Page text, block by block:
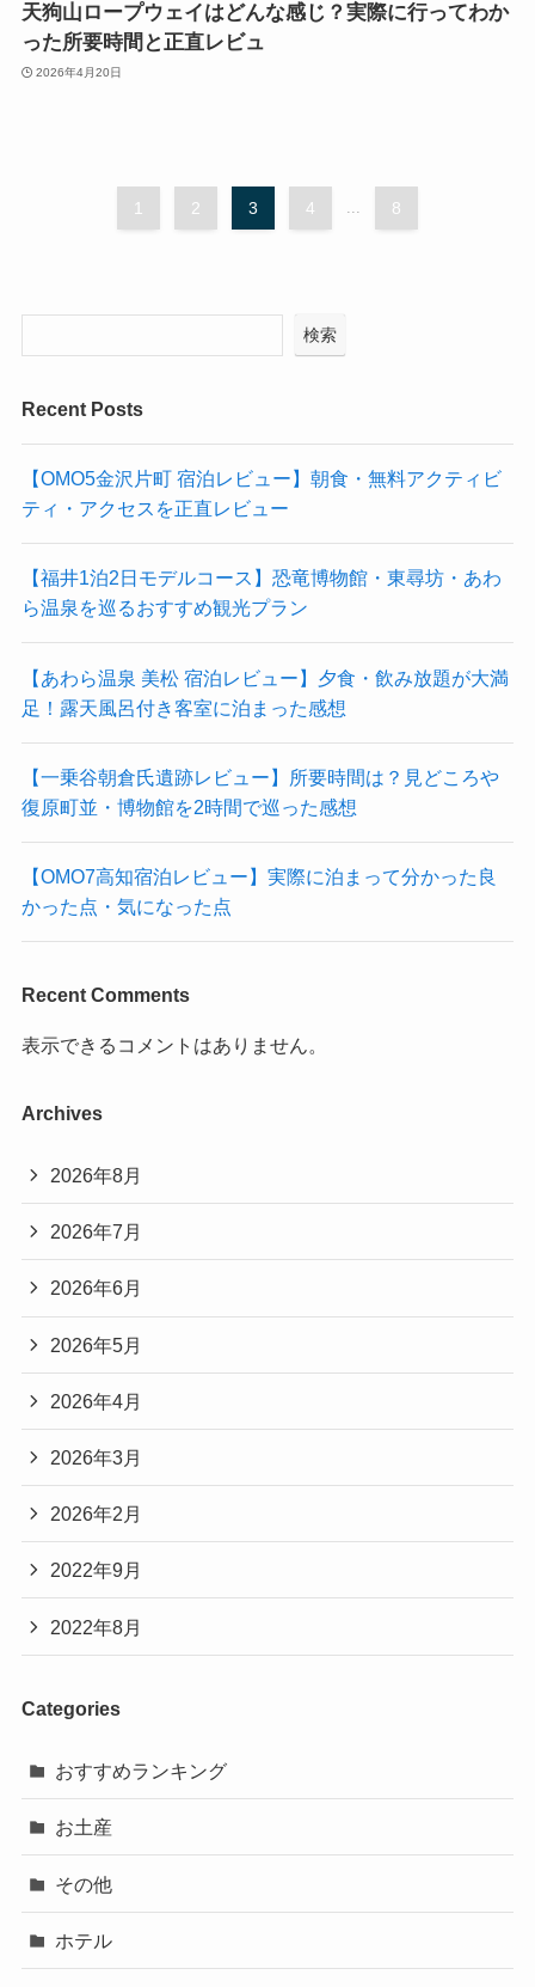
天狗山ロープウェイはどんな感じ？実際に行ってわか
った所要時間と正直レビュ
2026年4月20日
1 2 3 4 ... 8
検索
Recent Posts
【OMO5金沢片町 宿泊レビュー】朝食・無料アクティビ
ティ・アクセスを正直レビュー
【福井1泊2日モデルコース】恐竜博物館・東尋坊・あわ
ら温泉を巡るおすすめ観光プラン
【あわら温泉 美松 宿泊レビュー】夕食・飲み放題が大満
足！露天風呂付き客室に泊まった感想
【一乗谷朝倉氏遺跡レビュー】所要時間は？見どころや
復原町並・博物館を2時間で巡った感想
【OMO7高知宿泊レビュー】実際に泊まって分かった良
かった点・気になった点
Recent Comments
表示できるコメントはありません。
Archives
2026年8月
2026年7月
2026年6月
2026年5月
2026年4月
2026年3月
2026年2月
2022年9月
2022年8月
Categories
おすすめランキング
お土産
その他
ホテル